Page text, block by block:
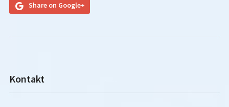
Share on Google+
Kontakt